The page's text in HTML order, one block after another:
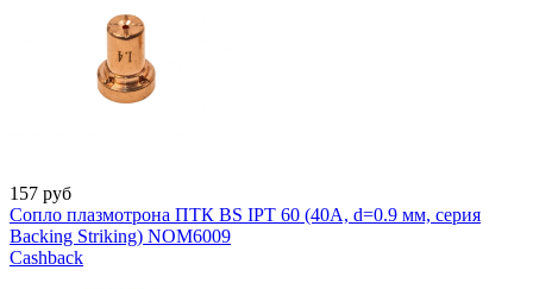
157 руб
Сопло плазмотрона ПТК BS IPT 60 (40A, d=0.9 мм, серия
Backing Striking) NOM6009
Cashback